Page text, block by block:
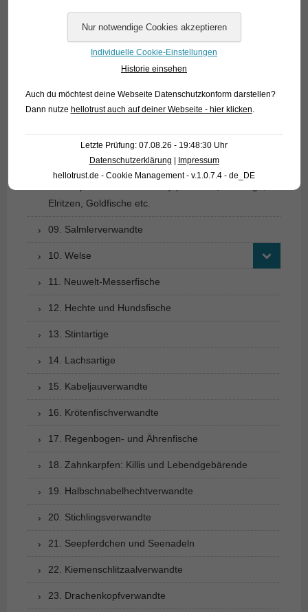
02. Lebende Fossilien
03. Knochenzüngler
05. Aalartige
07. Karpfenfischverwandte (1): Schmerlen
Elritzen, Goldfische etc.
09. Salmlerverwandte
10. Welse
11. Neuwelt-Messerfische
12. Hechte und Hundsfische
13. Stintartige
14. Lachsartige
15. Kabeljauverwandte
16. Krötenfischverwandte
17. Regenbogen- und Ährenfische
18. Zahnkarpfen: Killis und Lebendgebärende
19. Halbschnabelhechtverwandte
20. Stichlingsverwandte
21. Seepferdchen und Seenadeln
22. Kiemenschlitzaalverwandte
23. Drachenkopfverwandte
Individuelle Cookie-Einstellungen
Historie einsehen
Auch du möchtest deine Webseite Datenschutzkonform darstellen?
Dann nutze hellotrust auch auf deiner Webseite - hier klicken.
Letzte Prüfung: 07.08.26 - 19:48:30 Uhr
Datenschutzerklärung
Impressum
hellotrust.de - Cookie Management - v.1.0.7.4 - de_DE